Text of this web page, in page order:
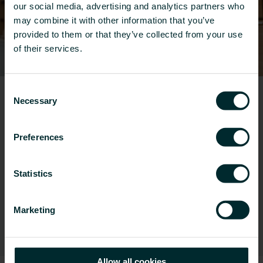
our social media, advertising and analytics partners who
may combine it with other information that you’ve
provided to them or that they’ve collected from your use
of their services.
Selection
Necessary
Preferences
Statistics
Marketing
Bestellung und
Bestellprozess sorgt für eine schnelle und